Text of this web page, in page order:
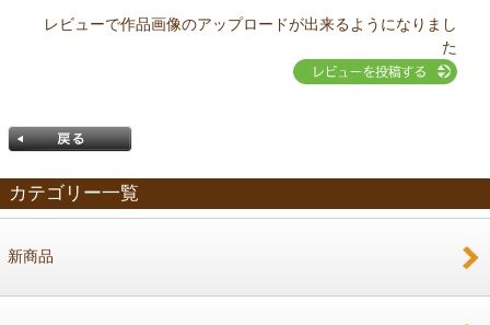
レビューで作品画像のアップロードが出来るようになりまし
た
カテゴリー一覧
新商品